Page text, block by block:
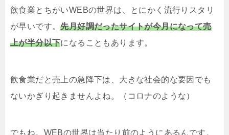
飲食業とちがいWEBの世界は、とにかく流行りスタリ
が早いです。先月好調だったサイトが今月になって売
上が半分以下になることもあります。
飲食業だと売上の急降下は、大きな社会的な要因でも
ないかぎり起きませんよね。（コロナのような）
でもね。WEBの世界は当たり前のようにあるんです。